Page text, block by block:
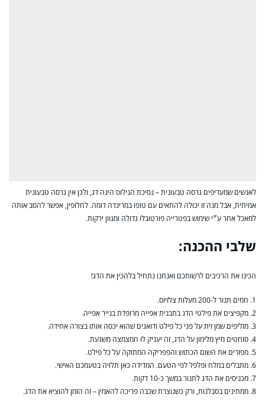
לאנשים שמעדיפים גרסה טבעונית – נסיכת הנילוס הינה דג, ולכן אין גרסה טבעונית
אמיתית, אבל מנה זו יכולה להתאים עם טופו במרינדה דומה. לחלופין, אפשר להסב אותה
למאכל אחר ע״י שימוש בפטרייה פורטובלו גדולה ומגוון ירקות.
שלבי ההכנה:
הכינו את הרכיבים לרשותכם ואנחנו נתחיל בלהכין את הדג!
1. חמים תנור ל-200 מעלות צלזיוס.
2. מקפיצים את פילטי הדג בתבנית אפייה מרופדת בנייר אפייה.
3. מזליפים שמן זית על פני כל פילט ודואגים שהוא יכסה אותו בצורה אחידה.
4. סוחטים מיץ מלימון על הדג, זה יעניק לו חמצמצה משגעת.
5. מפזרים את השום הכתוש והפפריקה המתוקה על כל פילט.
6. מתבלים במלח ופלפל לפי הטעם. המדידה כאן תלויה בטעמכם האישי.
7. מכניסים את הדג לתנור במשך כ-10 דקות.
8. ממתינים בסבלנות, ורק כשנוצרת שכבה פריכה להאמין – זה הזמן להוציא את הדג.